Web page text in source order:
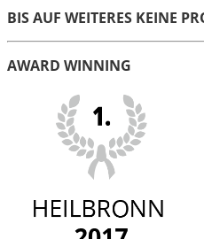
BIS AUF WEITERES KEINE
AWARD WINNING